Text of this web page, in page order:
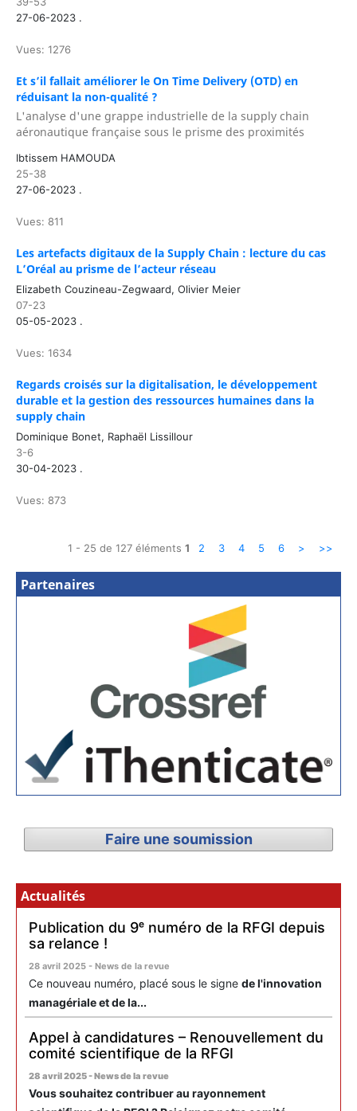
27-06-2023 .
Vues: 1276
Et s’il fallait améliorer le On Time Delivery (OTD) en
réduisant la non-qualité ?
L'analyse d'une grappe industrielle de la supply chain
aéronautique française sous le prisme des proximités
Ibtissem HAMOUDA
25-38
27-06-2023 .
Vues: 811
Les artefacts digitaux de la Supply Chain : lecture du cas
L’Oréal au prisme de l’acteur réseau
Elizabeth Couzineau-Zegwaard, Olivier Meier
07-23
05-05-2023 .
Vues: 1634
Regards croisés sur la digitalisation, le développement
durable et la gestion des ressources humaines dans la
supply chain
Dominique Bonet, Raphaël Lissillour
3-6
30-04-2023 .
Vues: 873
1 - 25 de 127 éléments1 2 3 4 5 6 > >>
Partenaires
Faire une soumission
Actualités
Publication du 9ᵉ numéro de la RFGI depuis
sa relance !
28 avril 2025 - News de la revue
Ce nouveau numéro, placé sous le signe de l'innovation
managériale et de la...
Appel à candidatures – Renouvellement du
comité scientifique de la RFGI
28 avril 2025 - News de la revue
Vous souhaitez contribuer au rayonnement